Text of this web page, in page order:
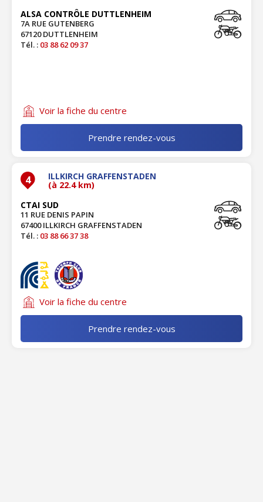
ALSA CONTRÔLE DUTTLENHEIM
7A RUE GUTENBERG
67120 DUTTLENHEIM
Tél. : 03 88 62 09 37
Voir la fiche du centre
Prendre rendez-vous
4 ILLKIRCH GRAFFENSTADEN
(à 22.4 km)
CTAI SUD
11 RUE DENIS PAPIN
67400 ILLKIRCH GRAFFENSTADEN
Tél. : 03 88 66 37 38
Voir la fiche du centre
Prendre rendez-vous